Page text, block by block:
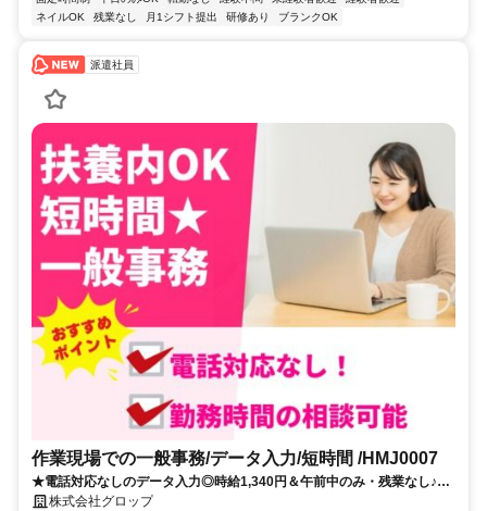
ネイルOK
残業なし 月1シフト提出 研修あり ブランクOK
派遣社員
作業現場での一般事務/データ入力/短時間 /HMJ0007
★電話対応なしのデータ入力◎時給1,340円＆午前中のみ・残業なし♪PC
スキル不要！扶養内勤務OK＆冷暖房完備で快適☆
株式会社グロップ